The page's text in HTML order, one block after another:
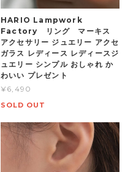
HARIO Lampwork
Factory リング マーキス
アクセサリー ジュエリー アクセ
ガラス レディース レディースジ
ュエリー シンプル おしゃれ か
わいい プレゼント
¥6,490
SOLD OUT